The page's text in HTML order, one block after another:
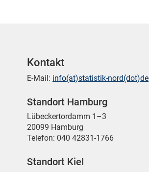
Kontakt
E-Mail: info(at)statistik-nord(dot)de
Standort Hamburg
Lübeckertordamm 1–3
20099 Hamburg
Telefon: 040 42831-1766
Standort Kiel